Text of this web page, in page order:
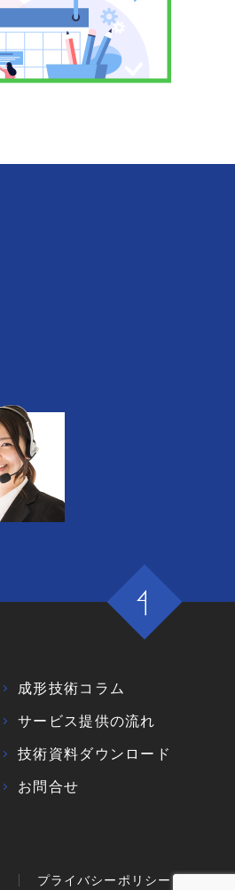
成形技術コラム
サービス提供の流れ
技術資料ダウンロード
お問合せ
プライバシーポリシー